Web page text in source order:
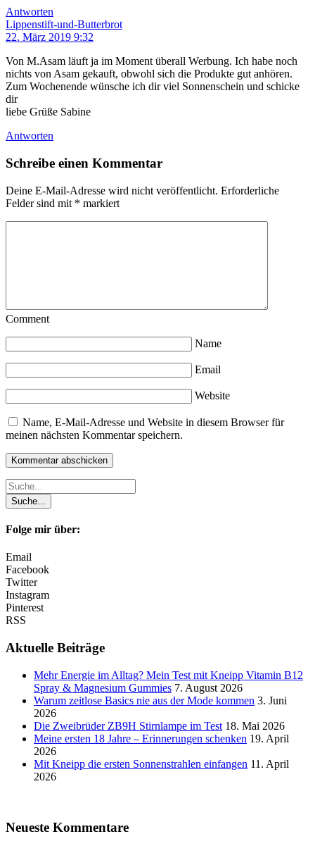
Antworten
Lippenstift-und-Butterbrot
22. März 2019 9:32
Von M.Asam läuft ja im Moment überall Werbung. Ich habe noch
nichts von Asam gekauft, obwohl sich die Produkte gut anhören.
Zum Wochenende wünsche ich dir viel Sonnenschein und schicke
dir
liebe Grüße Sabine
Antworten
Schreibe einen Kommentar
Deine E-Mail-Adresse wird nicht veröffentlicht. Erforderliche
Felder sind mit * markiert
Comment
Name
Email
Website
Name, E-Mail-Adresse und Website in diesem Browser für
meinen nächsten Kommentar speichern.
Folge mir über:
Email
Facebook
Twitter
Instagram
Pinterest
RSS
Aktuelle Beiträge
Mehr Energie im Alltag? Mein Test mit Kneipp Vitamin B12
Spray & Magnesium Gummies 7. August 2026
Warum zeitlose Basics nie aus der Mode kommen 3. Juni
2026
Die Zweibrüder ZB9H Stirnlampe im Test 18. Mai 2026
Meine ersten 18 Jahre – Erinnerungen schenken 19. April
2026
Mit Kneipp die ersten Sonnenstrahlen einfangen 11. April
2026
Neueste Kommentare